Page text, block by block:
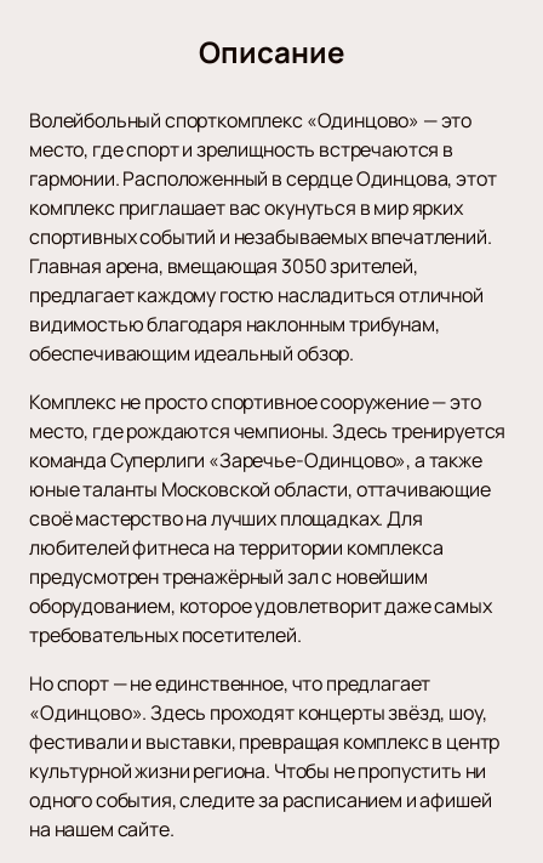
Описание
Волейбольный спорткомплекс «Одинцово» — это
место, где спорт и зрелищность встречаются в
гармонии. Расположенный в сердце Одинцова, этот
комплекс приглашает вас окунуться в мир ярких
спортивных событий и незабываемых впечатлений.
Главная арена, вмещающая 3050 зрителей,
предлагает каждому гостю насладиться отличной
видимостью благодаря наклонным трибунам,
обеспечивающим идеальный обзор.
Комплекс не просто спортивное сооружение — это
место, где рождаются чемпионы. Здесь тренируется
команда Суперлиги «Заречье-Одинцово», а также
юные таланты Московской области, оттачивающие
своё мастерство на лучших площадках. Для
любителей фитнеса на территории комплекса
предусмотрен тренажёрный зал с новейшим
оборудованием, которое удовлетворит даже самых
требовательных посетителей.
Но спорт — не единственное, что предлагает
«Одинцово». Здесь проходят концерты звёзд, шоу,
фестивали и выставки, превращая комплекс в центр
культурной жизни региона. Чтобы не пропустить ни
одного события, следите за расписанием и афишей
на нашем сайте.